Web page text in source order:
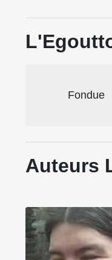
Fondue
Auteurs